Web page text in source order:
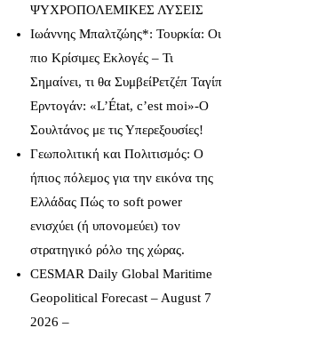
ΨΥΧΡΟΠΟΛΕΜΙΚΕΣ ΛΥΣΕΙΣ
Ιωάννης Μπαλτζώης*: Τουρκία: Οι
πιο Κρίσιμες Εκλογές – Τι
Σημαίνει, τι θα ΣυμβείΡετζέπ Ταγίπ
Ερντογάν: «L’État, c’est moi»-Ο
Σουλτάνος με τις Υπερεξουσίες!
Γεωπολιτική και Πολιτισμός: Ο
ήπιος πόλεμος για την εικόνα της
Ελλάδας Πώς το soft power
ενισχύει (ή υπονομεύει) τον
στρατηγικό ρόλο της χώρας.
CESMAR Daily Global Maritime
Geopolitical Forecast – August 7
2026 –